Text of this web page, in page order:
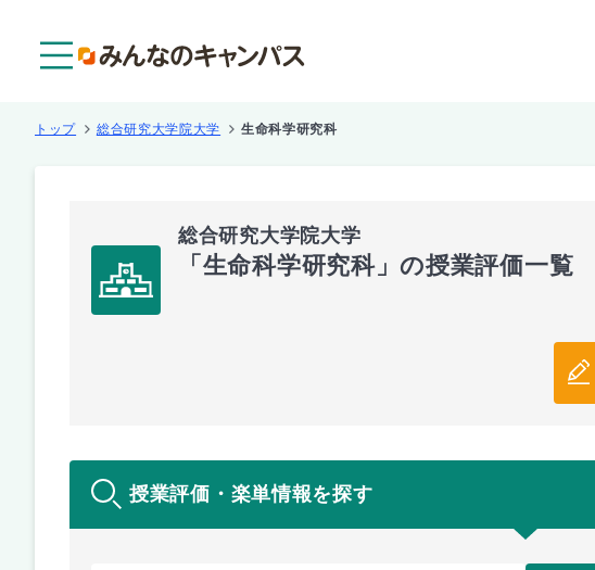
トップ 総合研究大学院大学 生命科学研究科
総合研究大学院大学
「生命科学研究科」の授業評価一覧
授業評価・楽単情報を探す